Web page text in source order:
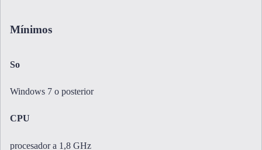
Mínimos
So
Windows 7 o posterior
CPU
procesador a 1,8 GHz